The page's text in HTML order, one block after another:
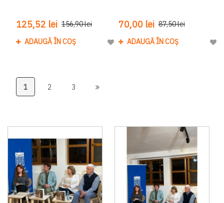
125,52 lei 156,90 lei
ADAUGĂ ÎN COȘ
Adaugă la Lista de Dorinte
70,00 lei 87,50 lei
ADAUGĂ ÎN COȘ
1 2 3